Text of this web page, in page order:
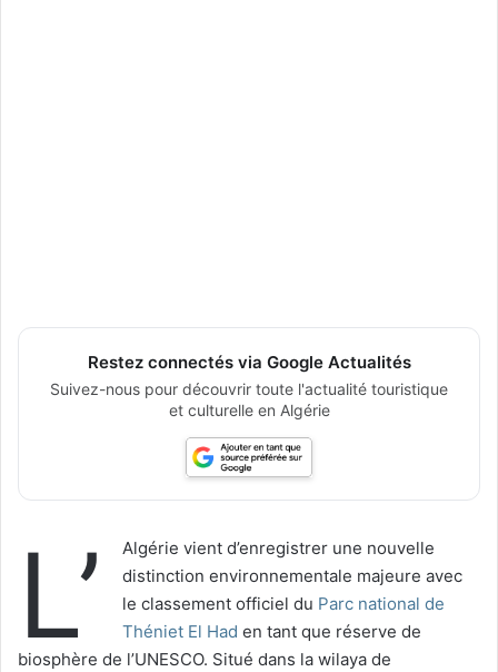
Restez connectés via Google Actualités
Suivez-nous pour découvrir toute l'actualité touristique
et culturelle en Algérie
L’
Algérie vient d’enregistrer une nouvelle
distinction environnementale majeure avec
le classement officiel du Parc national de
Théniet El Had en tant que réserve de
biosphère de l’UNESCO. Situé dans la wilaya de